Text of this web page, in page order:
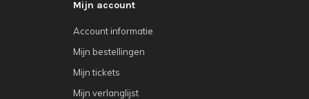
Mijn account
Account informatie
Mijn bestellingen
Mijn tickets
Mijn verlanglijst